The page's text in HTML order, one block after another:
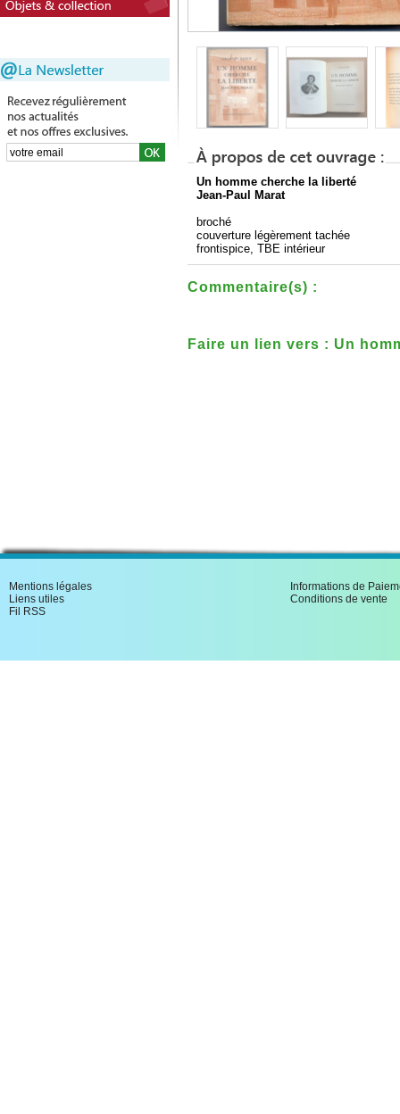
Un homme cherche la liberté
Jean-Paul Marat
broché
couverture légèrement tachée
frontispice, TBE intérieur
Commentaire(s) :
Faire un lien vers : Un
Mentions légales
Liens utiles
Fil RSS
Informations de
Conditions de vente